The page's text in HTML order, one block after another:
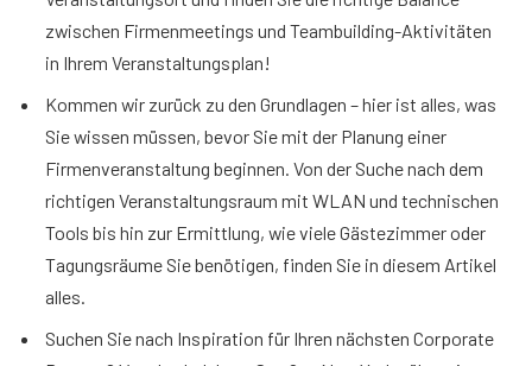
zwischen Firmenmeetings und Teambuilding-Aktivitäten
in Ihrem Veranstaltungsplan!
Kommen wir zurück zu den Grundlagen – hier ist alles, was
Sie wissen müssen, bevor Sie mit der Planung einer
Firmenveranstaltung beginnen. Von der Suche nach dem
richtigen Veranstaltungsraum mit WLAN und technischen
Tools bis hin zur Ermittlung, wie viele Gästezimmer oder
Tagungsräume Sie benötigen, finden Sie in diesem Artikel
alles.
Suchen Sie nach Inspiration für Ihren nächsten Corporate